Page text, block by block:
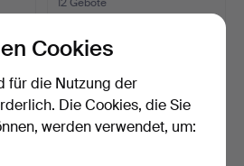
Cookies
für die Nutzung der
Die Cookies, die Sie
werden verwendet, um: